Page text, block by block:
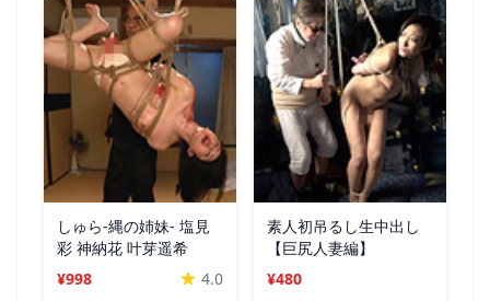
しゅら-縄の姉妹- 塩見
彩 神納花 叶芽遥希
¥998
4.0
素人初吊るし生中出し
【巨尻人妻編】
¥480